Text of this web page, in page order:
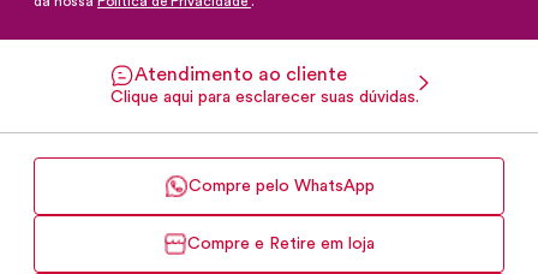
Atendimento ao cliente
Clique aqui para esclarecer suas dúvidas.
Compre pelo WhatsApp
Compre e Retire em loja